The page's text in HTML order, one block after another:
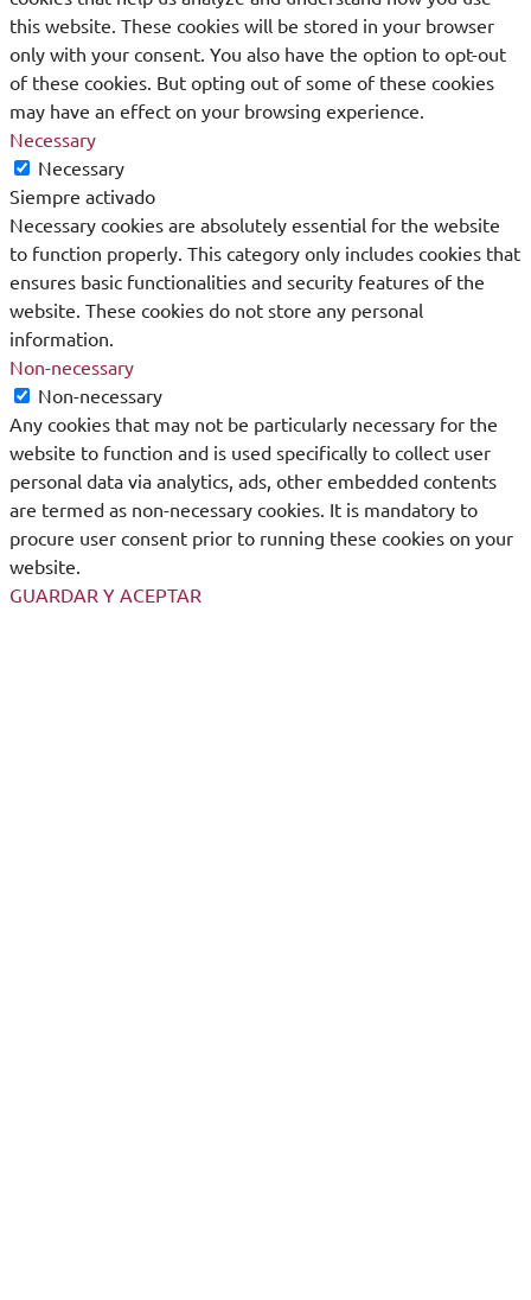
this website. These cookies will be stored in your browser
only with your consent. You also have the option to opt-out
of these cookies. But opting out of some of these cookies
may have an effect on your browsing experience.
Necessary
Necessary
Siempre activado
Necessary cookies are absolutely essential for the website
to function properly. This category only includes cookies that
ensures basic functionalities and security features of the
website. These cookies do not store any personal
information.
Non-necessary
Non-necessary
Any cookies that may not be particularly necessary for the
website to function and is used specifically to collect user
personal data via analytics, ads, other embedded contents
are termed as non-necessary cookies. It is mandatory to
procure user consent prior to running these cookies on your
website.
GUARDAR Y ACEPTAR